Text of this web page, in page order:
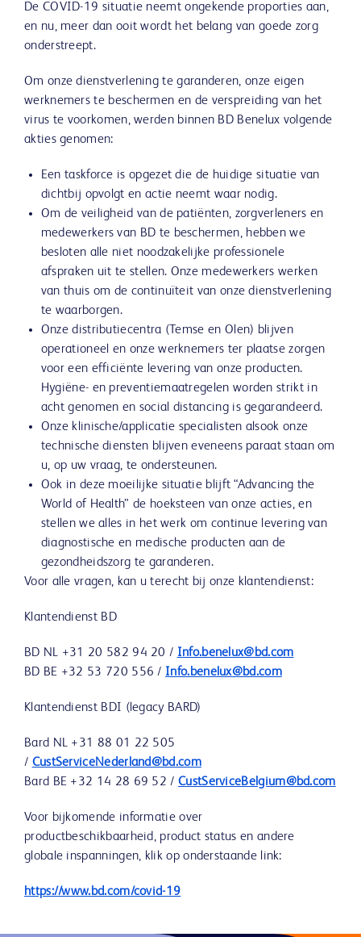
De COVID-19 situatie neemt ongekende proporties aan,
en nu, meer dan ooit wordt het belang van goede zorg
onderstreept.
Om onze dienstverlening te garanderen, onze eigen
werknemers te beschermen en de verspreiding van het
virus te voorkomen, werden binnen BD Benelux volgende
akties genomen:
Een taskforce is opgezet die de huidige situatie van
dichtbij opvolgt en actie neemt waar nodig.
Om de veiligheid van de patiënten, zorgverleners en
medewerkers van BD te beschermen, hebben we
besloten alle niet noodzakelijke professionele
afspraken uit te stellen. Onze medewerkers werken
van thuis om de continuïteit van onze dienstverlening
te waarborgen.
Onze distributiecentra (Temse en Olen) blijven
operationeel en onze werknemers ter plaatse zorgen
voor een efficiënte levering van onze producten.
Hygiëne- en preventiemaatregelen worden strikt in
acht genomen en social distancing is gegarandeerd.
Onze klinische/applicatie specialisten alsook onze
technische diensten blijven eveneens paraat staan om
u, op uw vraag, te ondersteunen.
Ook in deze moeilijke situatie blijft “Advancing the
World of Health” de hoeksteen van onze acties, en
stellen we alles in het werk om continue levering van
diagnostische en medische producten aan de
gezondheidszorg te garanderen.
Voor alle vragen, kan u terecht bij onze klantendienst:
Klantendienst BD
BD NL +31 20 582 94 20 / Info.benelux@bd.com
BD BE +32 53 720 556 / Info.benelux@bd.com
Klantendienst BDI (legacy BARD)
Bard NL +31 88 01 22 505
/ CustServiceNederland@bd.com
Bard BE +32 14 28 69 52 / CustServiceBelgium@bd.com
Voor bijkomende informatie over
productbeschikbaarheid, product status en andere
globale inspanningen, klik op onderstaande link:
https://www.bd.com/covid-19